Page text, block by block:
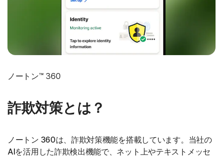
ノートン™ 360
詐欺対策とは？
ノートン 360は、詐欺対策機能を搭載しています。当社の
AIを活用した詐欺検出機能で、ネット上やテキストメッセ